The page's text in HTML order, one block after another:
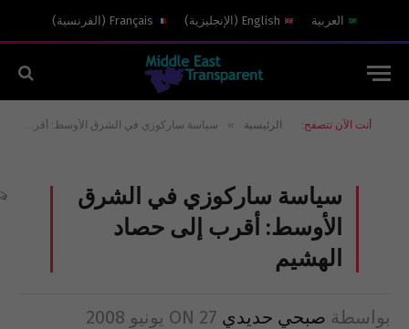
العربية English
( الإنجليزية)
Français
( الفرنسية)
أنت الآن تتصفح: الرئيسية » سياسة ساركوزي في الشرق الأوسط: أقرب إلى حصاد الهشيم
سياسة ساركوزي في الشرق
الأوسط: أقرب إلى حصاد
الهشيم
بواسطة صبحي حديدي ON 27 يونيو 2008